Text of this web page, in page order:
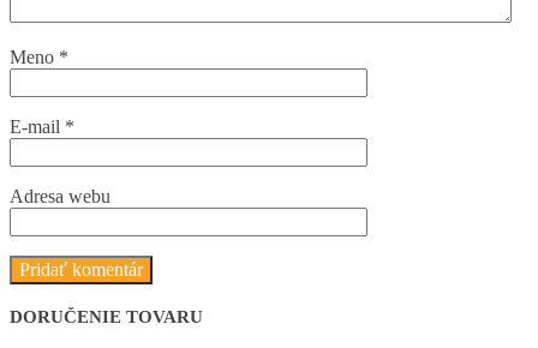
Meno *
E-mail *
Adresa webu
DORUČENIE TOVARU